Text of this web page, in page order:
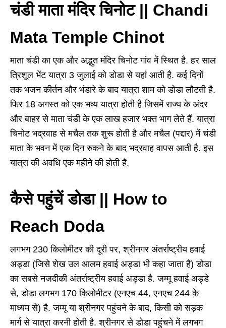
चंडी माता मंदिर चिनोट || Chandi
Mata Temple Chinot
माता चंडी का एक और अद्भुत मंदिर चिनोट गांव में स्थित है. हर साल
त्रिशूल भेंट यात्रा 3 जुलाई को डोडा से यहां आती है. कई दिनों
तक भजन कीर्तन और भंडारे के बाद यात्रा शाम को डोडा लौटती है.
फिर 18 अगस्त को एक भव्य यात्रा होती है जिसमें राज्य के अंदर
और बाहर से माता चंडी के एक लाख हजार भक्त भाग लेते हैं. यात्रा
चिनोट भद्रवाह से मचैल तक शुरू होती है और मचैल (पद्दार) में चंडी
माता के भवन में एक दिन रुकने के बाद भद्रवाह वापस आती है. इस
यात्रा की अवधि एक महीने की होती है.
कैसे पहुंचें डोडा || How to
Reach Doda
लगभग 230 किलोमीटर की दूरी पर, श्रीनगर अंतर्राष्ट्रीय हवाई
अड्डा (जिसे शेख उल आलम हवाई अड्डा भी कहा जाता है) डोडा
का सबसे नजदीकी अंतर्राष्ट्रीय हवाई अड्डा है. जम्मू हवाई अड्डे
से, डोडा लगभग 170 किलोमीटर (एनएच 44, एनएच 244 के
माध्यम से) है. जम्मू या श्रीनगर पहुंचने के बाद, किसी को सड़क
मार्ग से यात्रा करनी होती है. श्रीनगर से डोडा पहुंचने में लगभग